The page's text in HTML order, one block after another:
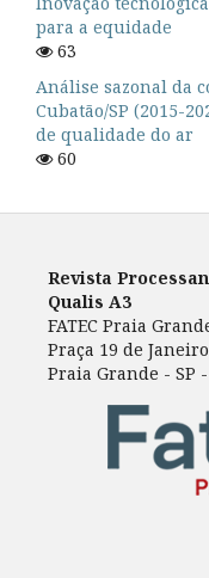
para a equidade
63
Análise sazonal da
Cubatão/SP (2015-
de qualidade do ar
60
Revista
Qualis A3
FATEC Praia
Praça 19 de
Praia Grande - SP